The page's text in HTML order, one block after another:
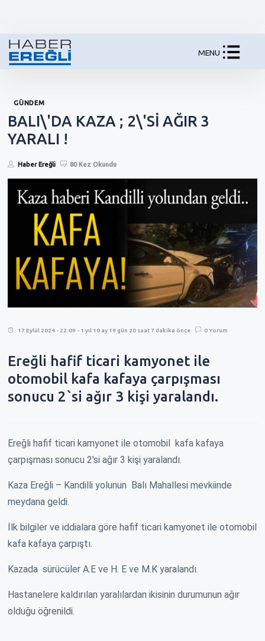
MENU
GÜNDEM
BALI\'DA KAZA ; 2\'Sİ AĞIR 3
YARALI !
Haber Ereğli 80 Kez Okundu
17 Eylül 2024 - 22:09 - 1 yıl 10 ay 19 gün 20 saat 7 dakika önce 0 Yorum
Ereğli hafif ticari kamyonet ile
otomobil kafa kafaya çarpışması
sonucu 2`si ağır 3 kişi yaralandı.
Ereğli hafif ticari kamyonet ile otomobil kafa kafaya
çarpışması sonucu 2'si ağır 3 kişi yaralandı.
Kaza Ereğli – Kandilli yolunun Balı Mahallesi mevkiinde
meydana geldi.
İlk bilgiler ve iddialara göre hafif ticari kamyonet ile otomobil
kafa kafaya çarpıştı.
Kazada sürücüler A.E ve H. E ve M.K yaralandı.
Hastanelere kaldırılan yaralılardan ikisinin durumunun ağır
olduğu öğrenildi.